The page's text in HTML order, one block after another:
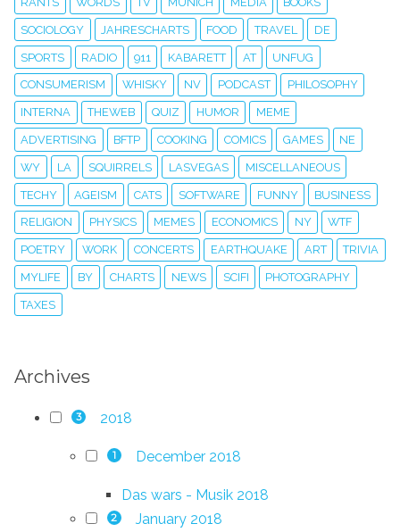
SOCIOLOGY JAHRESCHARTS FOOD TRAVEL DE
SPORTS RADIO 911 KABARETT AT UNFUG
CONSUMERISM WHISKY NV PODCAST PHILOSOPHY
INTERNA THEWEB QUIZ HUMOR MEME
ADVERTISING BFTP COOKING COMICS GAMES NE
WY LA SQUIRRELS LASVEGAS MISCELLANEOUS
TECHY AGEISM CATS SOFTWARE FUNNY BUSINESS
RELIGION PHYSICS MEMES ECONOMICS NY WTF
POETRY WORK CONCERTS EARTHQUAKE ART TRIVIA
MYLIFE BY CHARTS NEWS SCIFI PHOTOGRAPHY
TAXES
Archives
3 2018
1 December 2018
Das wars - Musik 2018
2 January 2018